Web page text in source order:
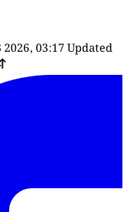
03:17 Updated